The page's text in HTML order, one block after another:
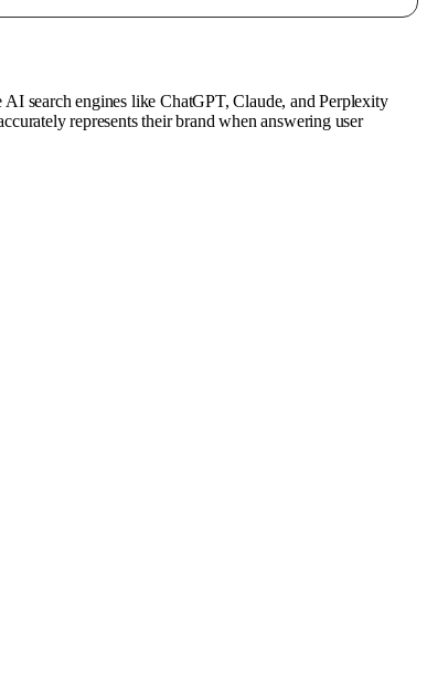
AI search engines like ChatGPT, Claude, and Perplexity
represents their brand when answering user